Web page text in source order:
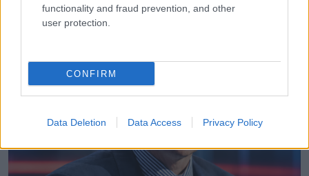
functionality and fraud prevention, and other
user protection.
CONFIRM
Data Deletion Data Access Privacy Policy
LEGÚJABB POSZTOK: